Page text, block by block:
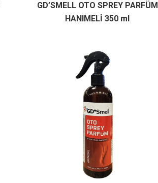
GD’SMELL OTO SPREY PARFÜM
HANIMELİ 350 ml